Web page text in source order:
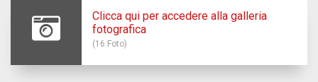
Clicca qui per accedere alla galleria
fotografica
(16 Foto)